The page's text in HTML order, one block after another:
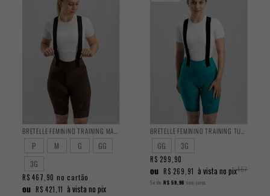
BRETELLE FEMININO TRAINING MARROM 2025
P M G
GG
3G
R$ 467,90 no cartão
ou R$ 421,11 à vista no pix
BRETELLE FEMININO TRAINING TURQUESA 2025
GG 3G
467,90
R$ 299,90
ou R$ 269,91 à vista no pix
5x de R$ 59,98 sem juros